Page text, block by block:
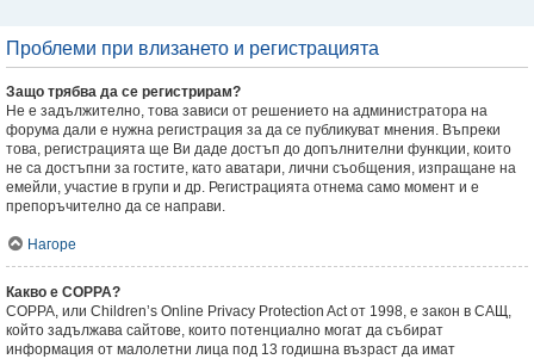
Проблеми при влизането и регистрацията
Защо трябва да се регистрирам?
Не е задължително, това зависи от решението на администратора на
форума дали е нужна регистрация за да се публикуват мнения. Въпреки
това, регистрацията ще Ви даде достъп до допълнителни функции, които
не са достъпни за гостите, като аватари, лични съобщения, изпращане на
емейли, участие в групи и др. Регистрацията отнема само момент и е
препоръчително да се направи.
Нагоре
Какво е COPPA?
COPPA, или Children’s Online Privacy Protection Act от 1998, е закон в САЩ,
който задължава сайтове, които потенциално могат да събират
информация от малолетни лица под 13 годишна възраст да имат